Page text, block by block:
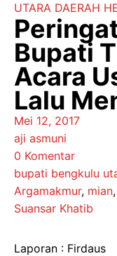
UTARA DAERAH
Bupati
Acara
Lalu
Mei 12, 2017
aji asmuni
0 Komentar
bupati bengkulu
Argamakmur, mian,
Suansar Khatib
Laporan : Firdaus